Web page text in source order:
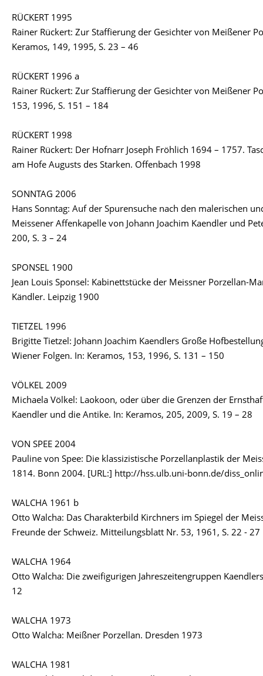
RÜCKERT 1995
Rainer Rückert: Zur Staffierung der Gesichter von Meißener
Keramos, 149, 1995, S. 23 – 46
RÜCKERT 1996 a
Rainer Rückert: Zur Staffierung der Gesichter von Meißener
153, 1996, S. 151 – 184
RÜCKERT 1998
Rainer Rückert: Der Hofnarr Joseph Fröhlich 1694 – 1757.
am Hofe Augusts des Starken. Offenbach 1998
SONNTAG 2006
Hans Sonntag: Auf der Spurensuche nach den malerischen
Meissener Affenkapelle von Johann Joachim Kaendler und
200, S. 3 – 24
SPONSEL 1900
Jean Louis Sponsel: Kabinettstücke der Meissner Porzellan-
Kändler. Leipzig 1900
TIETZEL 1996
Brigitte Tietzel: Johann Joachim Kaendlers Große
Wiener Folgen. In: Keramos, 153, 1996, S. 131 – 150
VÖLKEL 2009
Michaela Völkel: Laokoon, oder über die Grenzen der
Kaendler und die Antike. In: Keramos, 205, 2009, S. 19 – 28
VON SPEE 2004
Pauline von Spee: Die klassizistische Porzellanplastik der
1814. Bonn 2004. [URL:] http://hss.ulb.uni-bonn.de/
WALCHA 1961 b
Otto Walcha: Das Charakterbild Kirchners im Spiegel der
Freunde der Schweiz. Mitteilungsblatt Nr. 53, 1961, S. 22 - 27
WALCHA 1964
Otto Walcha: Die zweifigurigen Jahreszeitengruppen
12
WALCHA 1973
Otto Walcha: Meißner Porzellan. Dresden 1973
WALCHA 1981